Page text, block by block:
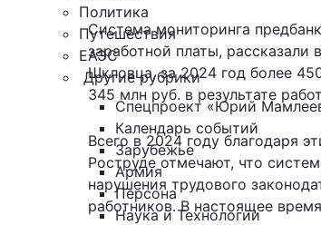
Политика
Путешествия
ЕАЭС
Другие рубрики
Спецпроект «Юрий
Календарь событий
Зарубежье
Армия
Персона
Наука и Технологии
Система мониторинга
заработной платы, рассказали
Шкловца, за 2024 год более
345 млн руб. в результате
Всего в 2024 году благодаря
Роструде отмечают, что
нарушения трудового
работников. В настоящее